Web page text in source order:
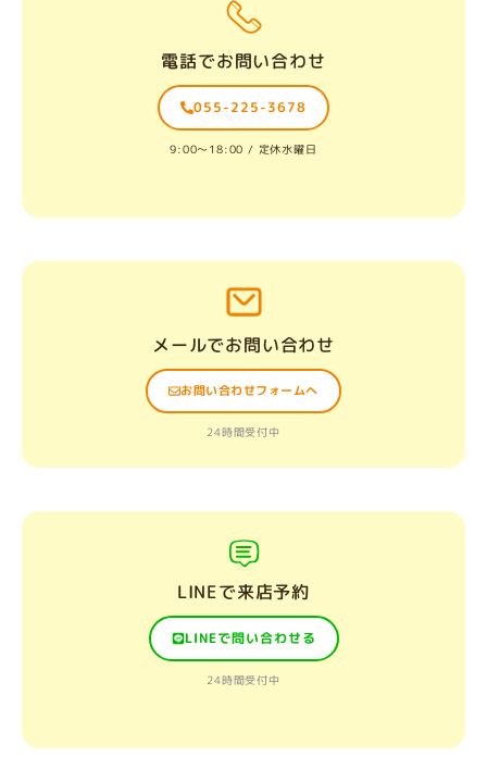
電話でお問い合わせ
055-225-3678
9:00〜18:00 / 定休水曜日
メールでお問い合わせ
お問い合わせフォームへ
24時間受付中
LINEで来店予約
LINEで問い合わせる
24時間受付中